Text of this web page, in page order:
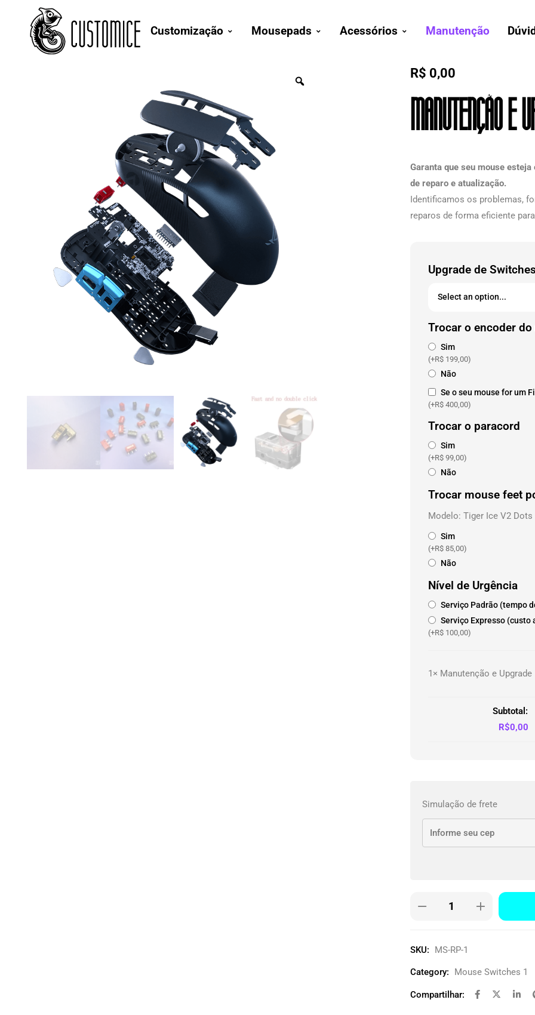
Customização Mousepads Acessórios Manutenção
R$ 0,00
Manutenção e
Garanta que seu mouse
de reparo e atualização.
Identificamos os problemas,
reparos de forma eficiente
Upgrade de
Trocar o encoder
Sim
(+R$ 199,00)
Não
Se o seu mouse for um
(+R$ 400,00)
Trocar o paracord
Sim
(+R$ 99,00)
Não
Trocar mouse feet
Modelo: Tiger Ice V2 Dots
Sim
(+R$ 85,00)
Não
Nível de Urgência
Serviço Padrão (tempo
Serviço Expresso
(+R$ 100,00)
1× Manutenção e Upgrade
Subtotal:
R$0,00
Simulação de frete
SKU: MS-RP-1
Category: Mouse Switches 1
Compartilhar: